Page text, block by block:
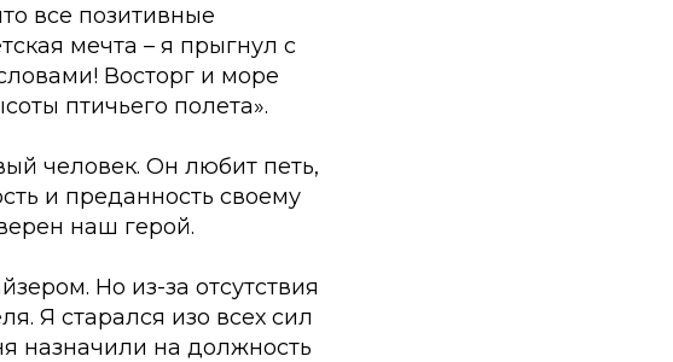
все позитивные
мечта – я прыгнул с
Восторг и море
птичьего полета».
человек. Он любит петь,
и преданность своему
наш герой.
Но из-за отсутствия
Я старался изо всех сил
назначили на должность